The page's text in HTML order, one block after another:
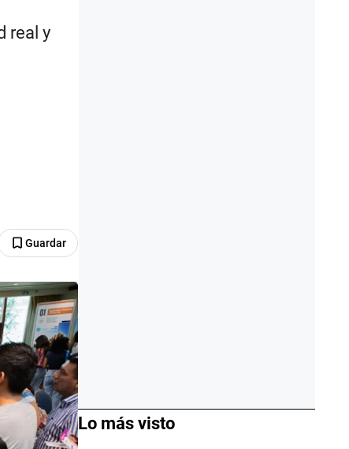
real y
Guardar
Lo más visto